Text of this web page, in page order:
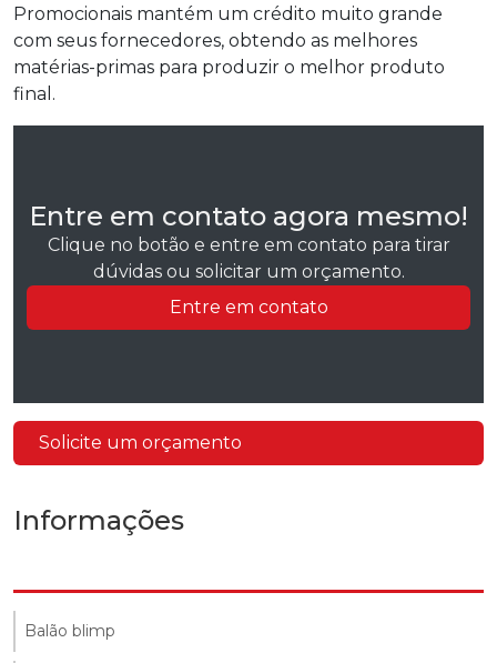
Promocionais mantém um crédito muito grande
com seus fornecedores, obtendo as melhores
matérias-primas para produzir o melhor produto
final.
Entre em contato agora mesmo!
Clique no botão e entre em contato para tirar
dúvidas ou solicitar um orçamento.
Entre em contato
Solicite um orçamento
Informações
Balão blimp